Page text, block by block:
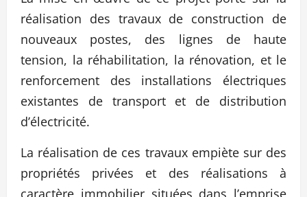
réalisation des travaux de construction de
nouveaux postes, des lignes de haute
tension, la réhabilitation, la rénovation, et le
renforcement des installations électriques
existantes de transport et de distribution
d’électricité.
La réalisation de ces travaux empiète sur des
propriétés privées et des réalisations à